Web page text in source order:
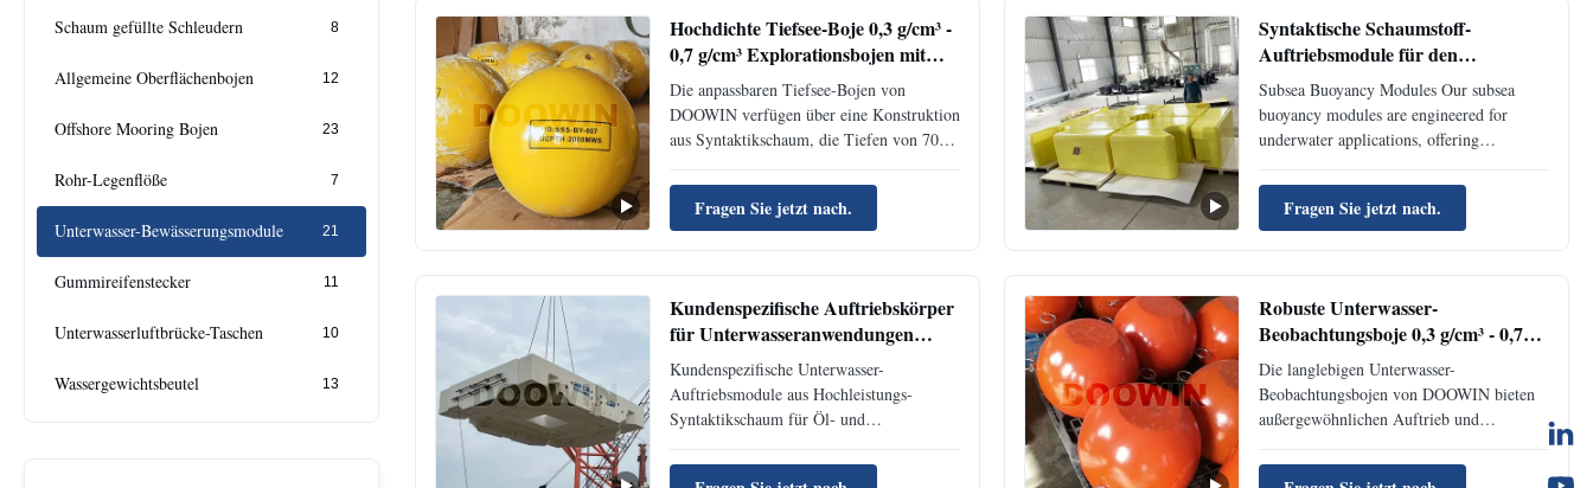
Schaum gefüllte Schleudern 8
Allgemeine Oberflächenbojen 12
Offshore Mooring Bojen 23
Rohr-Legenflöße 7
Unterwasser-Bewässerungsmodule 21
Gummireifenstecker 11
Unterwasserluftbrücke-Taschen 10
Wassergewichtsbeutel 13
Hochdichte Tiefsee-Boje 0,3 g/cm³ -
0,7 g/cm³ Explorationsbojen mit
7000 m Tiefenbeständigkeit
Die anpassbaren Tiefsee-Bojen von
DOOWIN verfügen über eine Konstruktion
aus Syntaktikschaum, die Tiefen von 7000
Jahren standhält. Eine UV-beständige
Polyurethan-Haut mit optionaler
Nylonverstärkung gewährleistet
Meeresforschung, -überwachung und
Offshore-Anwendungen erhältlich.
Fragen Sie jetzt nach.
Syntaktische Schaumstoff-
Auftriebsmodule für den
Unterwasserbereich, geringe
Dichte, hochdruckbeständig
Subsea Buoyancy Modules Our subsea
buoyancy modules are engineered for
underwater applications, offering
density and high-pressure resistance
characteristics. These modules provide
essential buoyancy for underwater
Fragen Sie jetzt nach.
Kundenspezifische Auftriebskörper
für Unterwasseranwendungen
Hersteller von leichten Modulen mit
Syntaktischem Schaum
Kundenspezifische Unterwasser-
Auftriebsmodule aus Hochleistungs-
Syntaktikschaum für Öl- und
Leichtbauweise (0,35-0,7 g/cm³), extremer
Robuste Unterwasser-
Beobachtungsboje 0,3 g/cm³ - 0,7
g/cm³ Kugelförmige Schwimmer
Die langlebigen Unterwasser-
Beobachtungsbojen von DOOWIN bieten
außergewöhnlichen Auftrieb und
7000 m. Hergestellt aus